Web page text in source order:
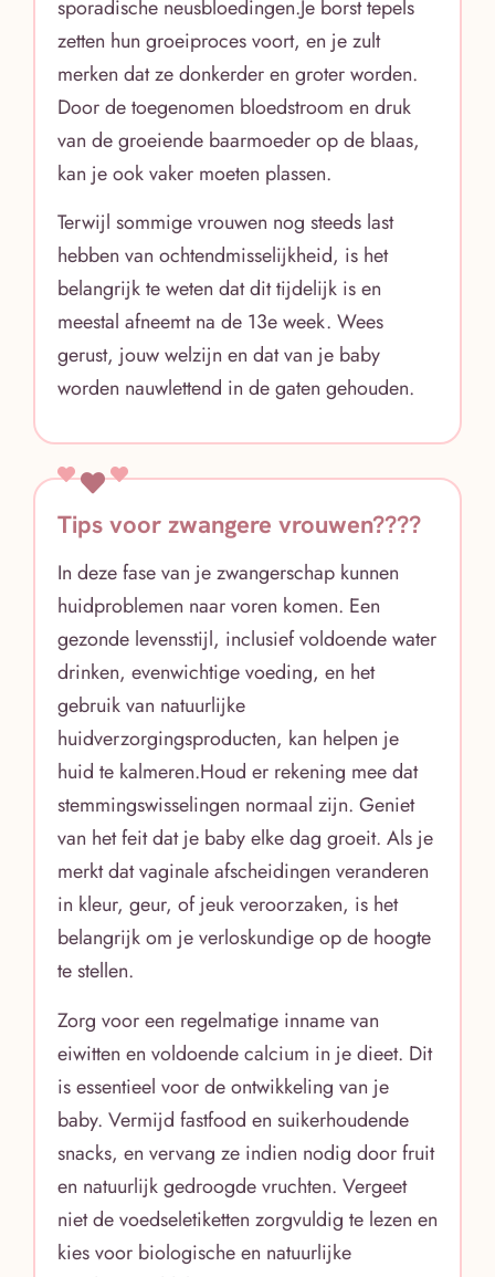
sporadische neusbloedingen.Je borst tepels
zetten hun groeiproces voort, en je zult
merken dat ze donkerder en groter worden.
Door de toegenomen bloedstroom en druk
van de groeiende baarmoeder op de blaas,
kan je ook vaker moeten plassen.
Terwijl sommige vrouwen nog steeds last
hebben van ochtendmisselijkheid, is het
belangrijk te weten dat dit tijdelijk is en
meestal afneemt na de 13e week. Wees
gerust, jouw welzijn en dat van je baby
worden nauwlettend in de gaten gehouden.
Tips voor zwangere vrouwen????
In deze fase van je zwangerschap kunnen
huidproblemen naar voren komen. Een
gezonde levensstijl, inclusief voldoende water
drinken, evenwichtige voeding, en het
gebruik van natuurlijke
huidverzorgingsproducten, kan helpen je
huid te kalmeren.Houd er rekening mee dat
stemmingswisselingen normaal zijn. Geniet
van het feit dat je baby elke dag groeit. Als je
merkt dat vaginale afscheidingen veranderen
in kleur, geur, of jeuk veroorzaken, is het
belangrijk om je verloskundige op de hoogte
te stellen.
Zorg voor een regelmatige inname van
eiwitten en voldoende calcium in je dieet. Dit
is essentieel voor de ontwikkeling van je
baby. Vermijd fastfood en suikerhoudende
snacks, en vervang ze indien nodig door fruit
en natuurlijk gedroogde vruchten. Vergeet
niet de voedseletiketten zorgvuldig te lezen en
kies voor biologische en natuurlijke